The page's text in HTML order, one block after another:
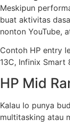
Meskipun
buat aktivitas
nonton YouTube,
Contoh HP entry
13C, Infinix Smart
HP Mid
Kalau lo punya
multitasking atau